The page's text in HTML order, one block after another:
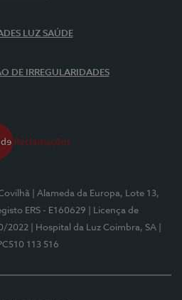
LUZ SAÚDE
DE IRREGULARIDADES
| Alameda da Europa, Lote 13,
ERS - E160629
| Licença de
2022
| Hospital da Luz Coimbra, SA
113 516